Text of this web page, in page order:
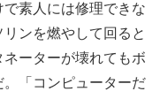
で素人には修理できな
ンを燃やして回ると
ーターが壊れてもボ
「コンピューターだ